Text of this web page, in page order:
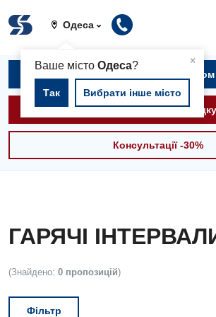
Одеса
×
Ваше містоОдеса?
Так Вибрати інше місто
Записатися на прийом
Викликати швидку
Консультації -30%
ГАРЯЧІ
(Знайдено: 0 пропозицій)
Фільтр